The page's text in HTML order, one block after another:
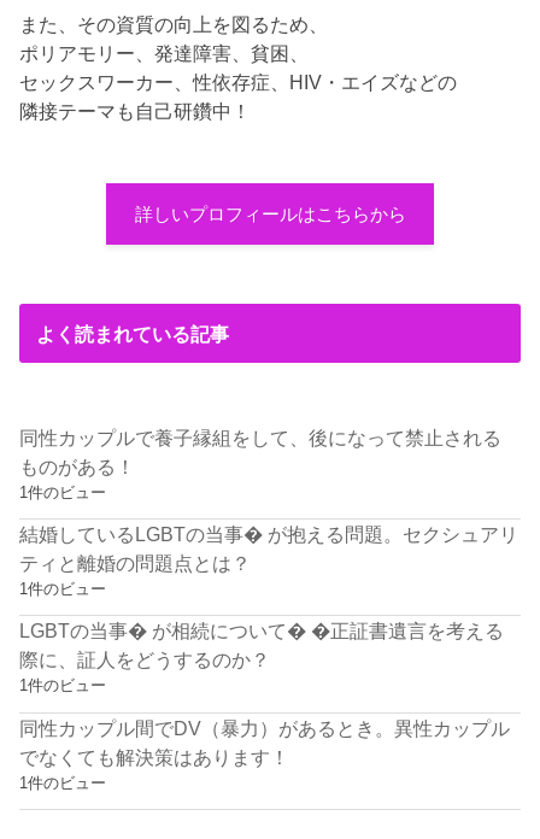
また、その資質の向上を図るため、
ポリアモリー、発達障害、貧困、
セックスワーカー、性依存症、HIV・エイズなどの
隣接テーマも自己研鑽中！
詳しいプロフィールはこちらから
よく読まれている記事
同性カップルで養子縁組をして、後になって禁止される
ものがある！
1件のビュー
結婚しているLGBTの当事� が抱える問題。セクシュアリ
ティと離婚の問題点とは？
1件のビュー
LGBTの当事� が相続について� �正証書遺言を考える
際に、証人をどうするのか？
1件のビュー
同性カップル間でDV（暴力）があるとき。異性カップル
でなくても解決策はあります！
1件のビュー